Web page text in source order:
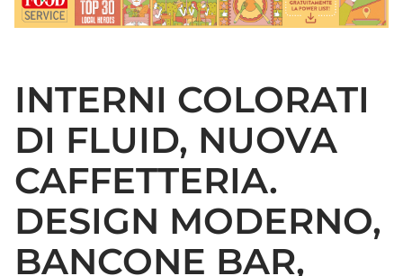
INTERNI COLORATI
DI FLUID, NUOVA
CAFFETTERIA.
DESIGN MODERNO,
BANCONE BAR,